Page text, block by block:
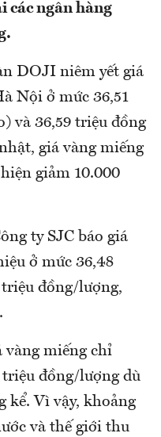
các ngân hàng
DOJI niêm yết giá
Nội ở mức 36,51
và 36,59 triệu đồng
giá vàng miếng
giảm 10.000
ty SJC báo giá
ở mức 36,48
đồng/lượng,
vàng miếng chỉ
triệu đồng/lượng dù
kể. Vì vậy, khoảng
và thế giới thu